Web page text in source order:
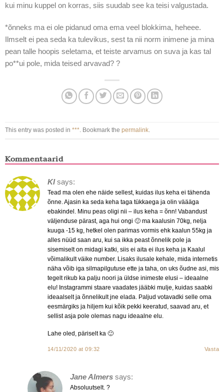
kui minu kuppel on korras, siis suudab see ka teisi valgustada.
*õnneks ma ei ole pidanud oma ema veel blokkima, heheee.
Ilmselt ei pea seda ka tulevikus, sest ta nii norm inimene ja mina
pean talle hoopis seletama, et teiste arvamus on suva ja kas tal
po**ui pole, mida teised arvavad? ?
This entry was posted in ***. Bookmark the permalink.
Kommentaarid
Kl says:
Tead ma olen ehe näide sellest, kuidas ilus keha ei tähenda
õnne. Ajasin ka seda keha taga tükkaega ja olin väääga
ebakindel. Minu peas oligi nii – ilus keha = õnn! Vabandust
väljenduse pärast, aga hui ongi 🙂 ma kaalusin 70kg, nelja
kuuga -15 kg, hetkel olen parimas vormis ehk kaalun 55kg ja
alles nüüd saan aru, kui sa ikka peast õnnelik pole ja
sisemiselt on midagi katki, siis ei aita ei ilus keha ja Kaalul
võimalikult väike number. Lisaks ilusale kehale, mida internetis
näha võib iga silmapilgutuse ette ja taha, on uks õudne asi, mis
tegelt rikub ka palju noori ja üldse inimeste elusi – ideaalne
elu! Instagrammi staare vaadates jääbki mulje, kuidas saabki
ideaalselt ja õnnelikult jne elada. Paljud votavadki selle oma
eesmärgiks ja hiljem kui kõik pekki keeratud, saavad aru, et
sellist asja pole olemas nagu ideaalne elu.
Lahe oled, päriselt ka 🙂
14/11/2020 at 09:32 Vasta
Jane Almers says:
Absoluutselt. ?